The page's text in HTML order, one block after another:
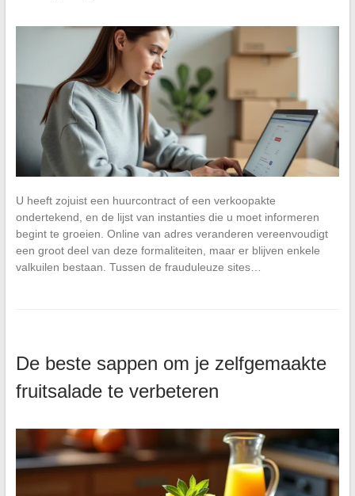
U heeft zojuist een huurcontract of een verkoopakte
ondertekend, en de lijst van instanties die u moet informeren
begint te groeien. Online van adres veranderen vereenvoudigt
een groot deel van deze formaliteiten, maar er blijven enkele
valkuilen bestaan. Tussen de frauduleuze sites…
De beste sappen om je zelfgemaakte
fruitsalade te verbeteren